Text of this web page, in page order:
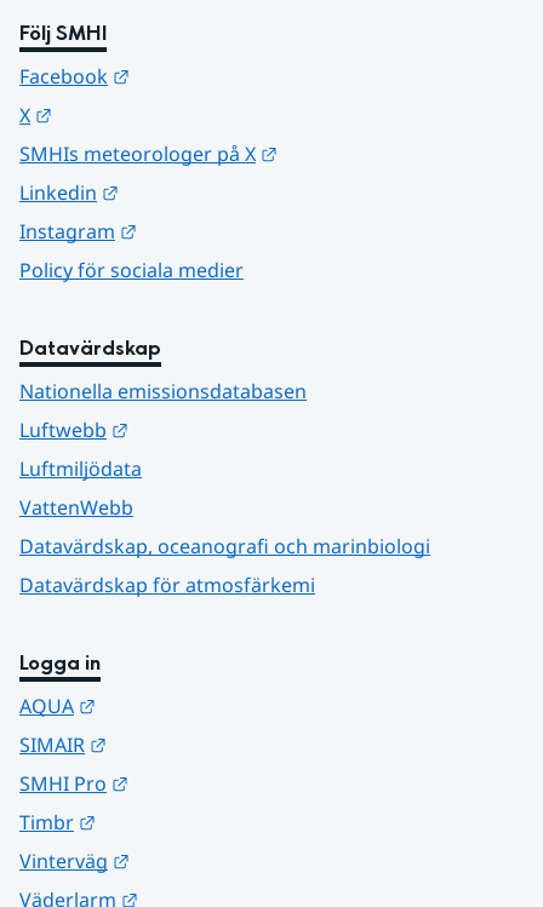
Följ SMHI
Facebook
X
SMHIs meteorologer på X
Linkedin
Instagram
Policy för sociala medier
Datavärdskap
Nationella emissionsdatabasen
Luftwebb
Luftmiljödata
VattenWebb
Datavärdskap, oceanografi och marinbiologi
Datavärdskap för atmosfärkemi
Logga in
AQUA
SIMAIR
SMHI Pro
Timbr
Vinterväg
Väderlarm